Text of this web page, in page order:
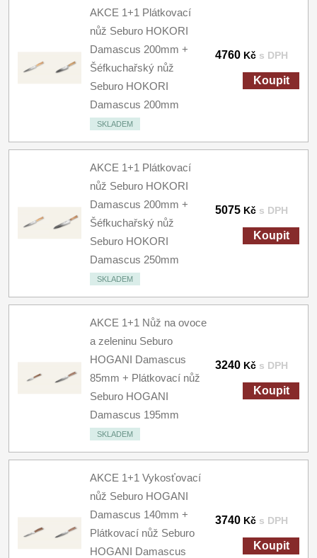
AKCE 1+1 Plátkovací
nůž Seburo HOKORI
Damascus 200mm +
Šéfkuchařský nůž
Seburo HOKORI
Damascus 200mm
SKLADEM
4760 Kč s DPH
Koupit
AKCE 1+1 Plátkovací
nůž Seburo HOKORI
Damascus 200mm +
Šéfkuchařský nůž
Seburo HOKORI
Damascus 250mm
SKLADEM
5075 Kč s DPH
Koupit
AKCE 1+1 Nůž na ovoce
a zeleninu Seburo
HOGANI Damascus
85mm + Plátkovací nůž
Seburo HOGANI
Damascus 195mm
SKLADEM
3240 Kč s DPH
Koupit
AKCE 1+1 Vykosťovací
nůž Seburo HOGANI
Damascus 140mm +
Plátkovací nůž Seburo
HOGANI Damascus
3740 Kč s DPH
Koupit